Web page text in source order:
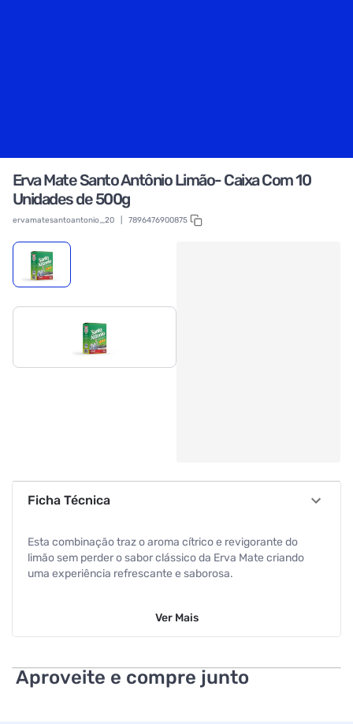
Erva Mate Santo Antônio Limão- Caixa Com 10
Unidades de 500g
ervamatesantoantonio_20 7896476900875
Ficha Técnica
Esta combinação traz o aroma cítrico e revigorante do
limão sem perder o sabor clássico da Erva Mate criando
uma experiência refrescante e saborosa.
Ver Mais
Aproveite e compre junto